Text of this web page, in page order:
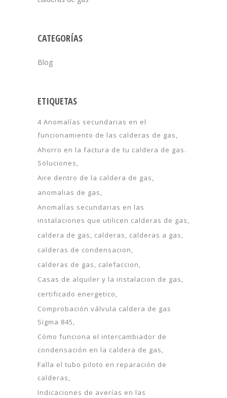
CATEGORÍAS
Blog
ETIQUETAS
4 Anomalías secundarias en el
funcionamiento de las calderas de gas
Ahorro en la factura de tu caldera de gas.
Soluciones
Aire dentro de la caldera de gas
anomalias de gas
Anomalías secundarias en las
instalaciones que utilicen calderas de gas
caldera de gas
calderas
calderas a gas
calderas de condensacion
calderas de gas
calefaccion
Casas de alquiler y la instalacion de gas
certificado energetico
Comprobación válvula caldera de gas
Sigma 845
Cómo funciona el intercambiador de
condensación en la caldera de gas
Falla el tubo piloto en reparación de
calderas
Indicaciones de averías en las